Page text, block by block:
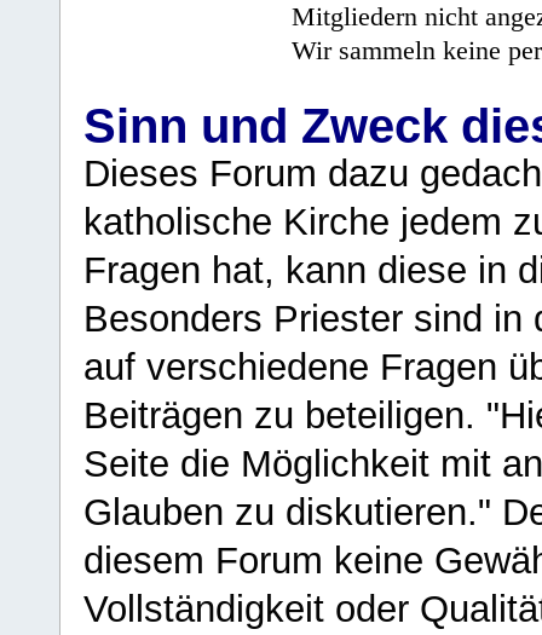
Mitgliedern nicht
Wir sammeln keine
Sinn und Zweck
Dieses Forum dazu
katholische Kirche jedem
Fragen hat, kann diese in
Besonders Priester sind in
auf verschiedene Fragen
Beiträgen zu beteiligen.
Seite die Möglichkeit mit
Glauben zu diskutieren."
diesem Forum keine
Vollständigkeit oder